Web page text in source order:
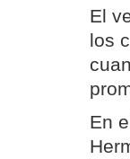
El
los
En